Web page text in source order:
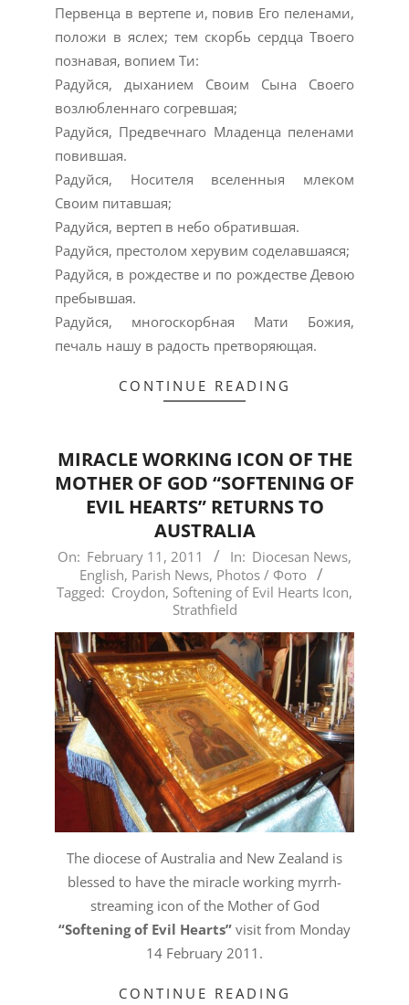
Первенца в вертепе и, повив Его пеленами,
положи в яслех; тем скорбь сердца Твоего
познавая, вопием Ти:
Радуйся, дыханием Своим Сына Своего
возлюбленнаго согревшая;
Радуйся, Предвечнаго Младенца пеленами
повившая.
Радуйся, Носителя вселенныя млеком
Своим питавшая;
Радуйся, вертеп в небо обратившая.
Радуйся, престолом херувим соделавшаяся;
Радуйся, в рождестве и по рождестве Девою
пребывшая.
Радуйся, многоскорбная Мати Божия,
печаль нашу в радость претворяющая.
CONTINUE READING
MIRACLE WORKING ICON OF THE
MOTHER OF GOD “SOFTENING OF
EVIL HEARTS” RETURNS TO
AUSTRALIA
2011-
11
On: February 11, 2011 In: Diocesan News,
English, Parish News, Photos / Фото
Tagged: Croydon, Softening of Evil Hearts Icon,
Strathfield
The diocese of Australia and New Zealand is
blessed to have the miracle working myrrh-
streaming icon of the Mother of God
“Softening of Evil Hearts” visit from Monday
14 February 2011.
CONTINUE READING